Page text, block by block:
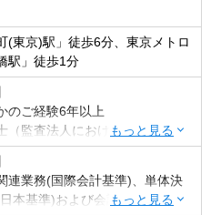
ル関連業務も多く、希望すれば
ャンスもあること（現在3名が
）、など他社の監査部にはない
内幹部や組織長、国内外のグル
のコミュニケーションの機会も
線の理解やグローバルでのコー
ナンスの理解を深めることがで
徴といえる。
(東京)駅」徒歩6分、東京メトロ
駅」徒歩1分
のご経験6年以上
（監査法人における監査実務、
ザリー業務）
における申告実務、税務コンサ
務
おける財務、会計、税務関連業
連業務(国際会計基準)、単体決
本基準)および会計監査対応業